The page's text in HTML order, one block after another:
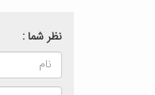
نظر شما :